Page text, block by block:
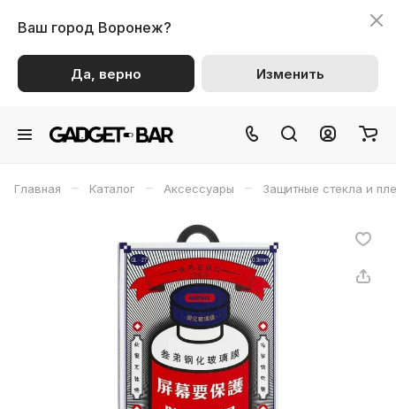
Ваш город Воронеж?
Да, верно Изменить
Главная – Каталог – Аксессуары – Защитные стекла и